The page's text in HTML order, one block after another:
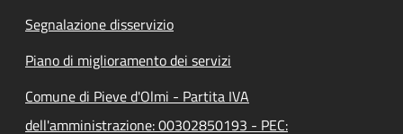
Segnalazione disservizio
Piano di miglioramento dei servizi
Comune di Pieve d'Olmi - Partita IVA
dell'amministrazione: 00302850193 - PEC: